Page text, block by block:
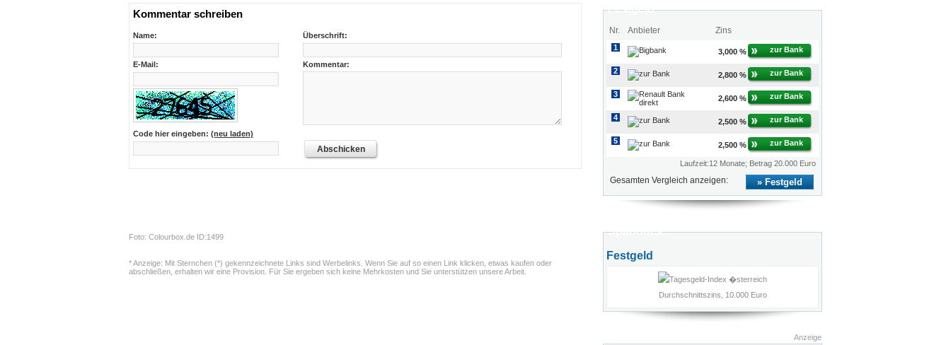
Kommentar schreiben
Name:
E-Mail:
Code hier eingeben: (neu laden)
Überschrift:
Kommentar:
Abschicken
Foto: Colourbox.de ID:1499
* Anzeige: Mit Sternchen (*) gekennzeichnete Links sind Werbelinks. Wenn Sie auf so einen Link klicken, etwas kaufen oder
abschließen, erhalten wir eine Provision. Für Sie ergeben sich keine Mehrkosten und Sie unterstützen unsere Arbeit.
Festgeld
Nr. Anbieter Zins
1 3,000 % zur Bank
2 2,800 % zur Bank
3 2,600 % zur Bank
4 2,500 % zur Bank
5 2,500 % zur Bank
Laufzeit:12 Monate; Betrag 20.000 Euro
Gesamten Vergleich anzeigen: Festgeld
Sparindex
Festgeld
Durchschnittszins, 10.000 Euro
Anzeige